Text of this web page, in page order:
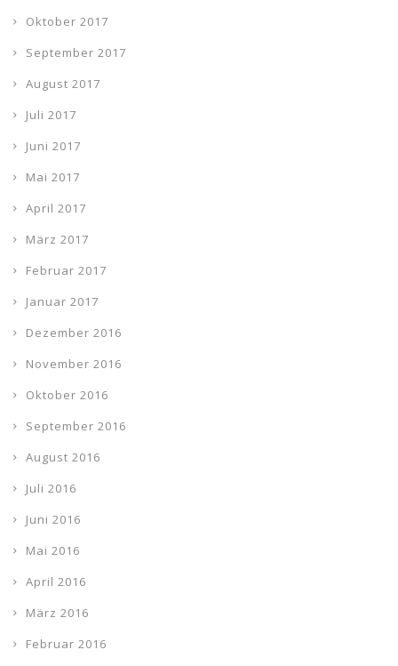
Oktober 2017
September 2017
August 2017
Juli 2017
Juni 2017
Mai 2017
April 2017
März 2017
Februar 2017
Januar 2017
Dezember 2016
November 2016
Oktober 2016
September 2016
August 2016
Juli 2016
Juni 2016
Mai 2016
April 2016
März 2016
Februar 2016